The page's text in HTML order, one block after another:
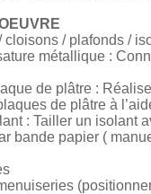
cloisons / plafonds /
métallique :
de plâtre :
de plâtre à
: Tailler un isolant
bande papier (